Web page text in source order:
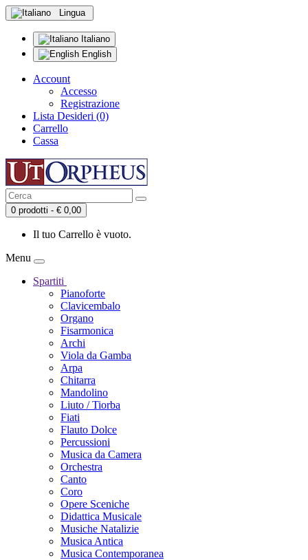
Lingua
Italiano
English
Account
Accesso
Registrazione
Lista Desideri (0)
Carrello
Cassa
0 prodotti - € 0,00
Il tuo Carrello è vuoto.
Menu
Spartiti
Pianoforte
Clavicembalo
Organo
Fisarmonica
Archi
Viola da Gamba
Arpa
Chitarra
Mandolino
Liuto / Tiorba
Fiati
Flauto Dolce
Percussioni
Musica da Camera
Orchestra
Canto
Coro
Opere Sceniche
Didattica Musicale
Musiche Natalizie
Musica Antica
Musica Contemporanea